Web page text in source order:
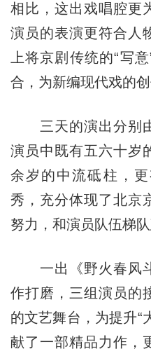
相比，这出戏唱腔更
演员的表演更符合人
上将京剧传统的“写
合，为新编现代戏的
三天的演出分别由
演员中既有五六十岁
余岁的中流砥柱，
秀，充分体现了北京
努力，和演员队伍梯
一出《野火春风斗
作打磨，三组演员的
的文艺舞台，为提升“
献了一部精品力作，